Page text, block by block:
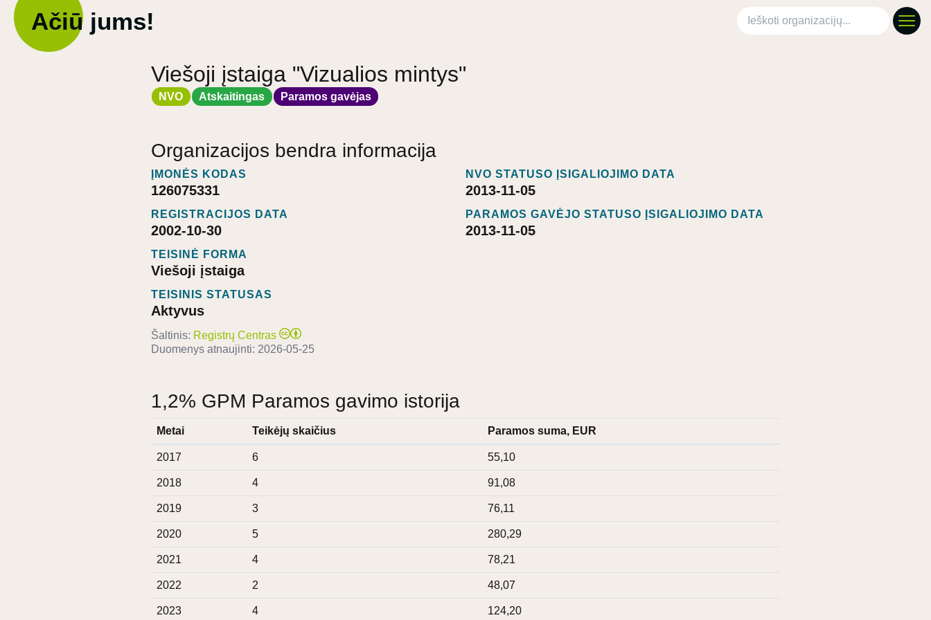
Ačiū jums! Ieškoti organizacijų
Viešoji įstaiga "Vizualios mintys"
NVO Atskaitingas Paramos gavėjas
Organizacijos bendra informacija
ĮMONĖS KODAS
126075331
REGISTRACIJOS DATA
2002-10-30
TEISINĖ FORMA
Viešoji įstaiga
TEISINIS STATUSAS
Aktyvus
NVO STATUSO ĮSIGALIOJIMO DATA
2013-11-05
PARAMOS GAVĖJO STATUSO ĮSIGALIOJIMO DATA
2013-11-05
Šaltinis: Registrų Centras
Duomenys atnaujinti: 2026-05-25
1,2% GPM Paramos gavimo istorija
Metai Teikėjų skaičius Paramos suma, EUR
2017 6 55,10
2018 4 91,08
2019 3 76,11
2020 5 280,29
2021 4 78,21
2022 2 48,07
2023 4 124,20